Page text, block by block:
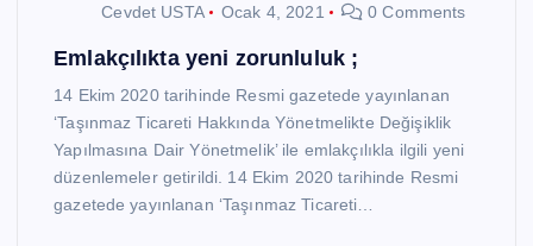
Cevdet USTA Ocak 4, 2021 0 Comments
Emlakçılıkta yeni zorunluluk ;
14 Ekim 2020 tarihinde Resmi gazetede yayınlanan
‘Taşınmaz Ticareti Hakkında Yönetmelikte Değişiklik
Yapılmasına Dair Yönetmelik’ ile emlakçılıkla ilgili yeni
düzenlemeler getirildi. 14 Ekim 2020 tarihinde Resmi
gazetede yayınlanan ‘Taşınmaz Ticareti…